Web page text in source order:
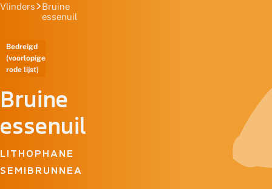
Vlinders
Bruine
essenuil
Bedreigd
(voorlopige
rode lijst)
Bruine
essenuil
LITHOPHANE
SEMIBRUNNEA